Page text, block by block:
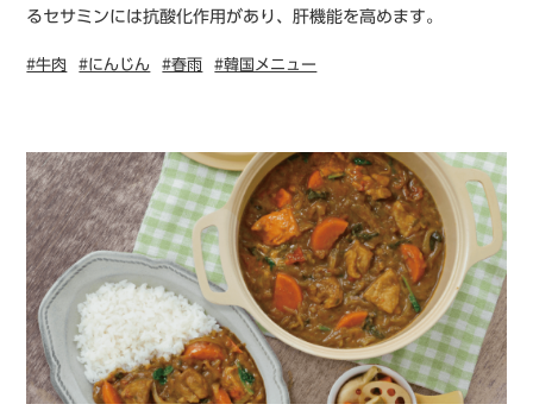
るセサミンには抗酸化作用があり、肝機能を高めます。
#牛肉 #にんじん #春雨 #韓国メニュー